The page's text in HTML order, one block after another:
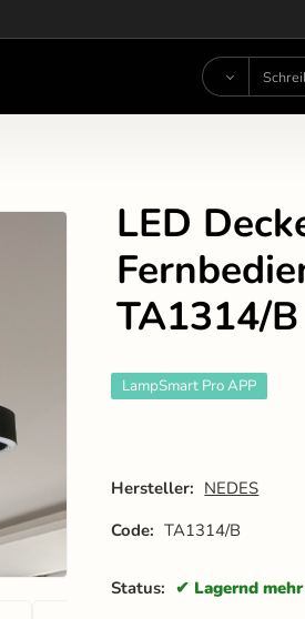
LED
TA1314/B
LampSmart Pro APP
Hersteller: NEDES
Code: TA1314/B
Status: Lagernd